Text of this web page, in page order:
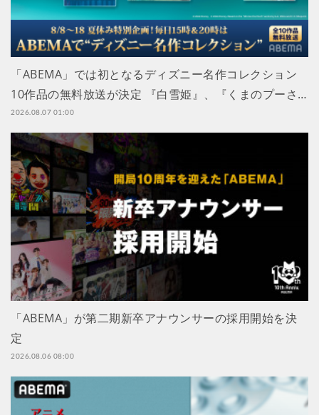
「ABEMA」では初となるディズニー名作コレクション
10作品の無料放送が決定 『白雪姫』、『くまのプーさ…
2026.08.07 01:00
「ABEMA」が第二期新卒アナウンサーの採用開始を決
定
2026.08.06 08:00